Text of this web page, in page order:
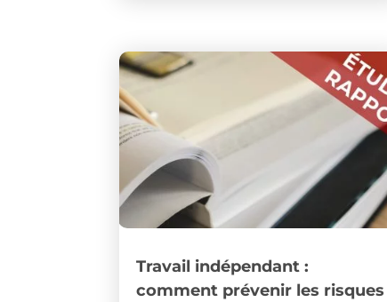
Travail indépendant :
comment prévenir les risques